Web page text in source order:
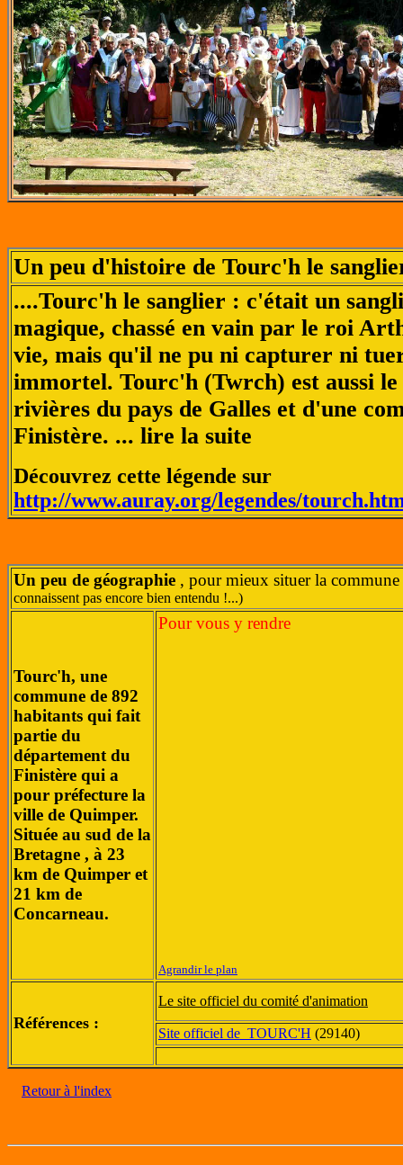
Un peu d'histoire de Tourc'h le
....Tourc'h le sanglier : c'était un
magique, chassé en vain par le roi
vie, mais qu'il ne pu ni capturer ni
immortel. Tourc'h (Twrch) est aussi le
rivières du pays de Galles et d'une
Finistère. ... lire la suite
Découvrez cette légende sur
http://www.auray.org/legendes/
Un peu de géographie , pour mieux situer la commune
connaissent pas encore bien entendu !...)
Tourc'h, une
commune de 892
habitants qui fait
partie du
département du
Finistère qui a
pour préfecture la
ville de Quimper.
Située au sud de la
Bretagne , à 23
km de Quimper et
21 km de
Concarneau.
Pour vous y rendre
Agrandir le plan
Références :
Le site officiel du comité d'animation
Site officiel de TOURC'H (29140)
Retour à l'index